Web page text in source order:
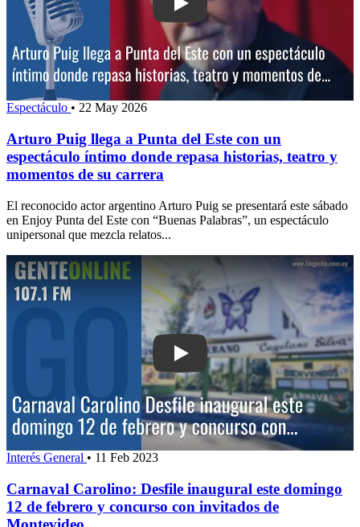
Play: Arturo Puig llega a Punta del
Espectáculo • 22 May 2026
Arturo Puig llega a Punta del Este con un
espectáculo íntimo donde repasa historias, teatro y
momentos de su carrera
El reconocido actor argentino Arturo Puig se presentará este sábado
en Enjoy Punta del Este con “Buenas Palabras”, un espectáculo
unipersonal que mezcla relatos...
Play: Carnaval Carolino: Desfile
Interés General • 11 Feb 2023
Carnaval Carolino: Desfile inaugural este domingo
12 de febrero y concurso con invitados de